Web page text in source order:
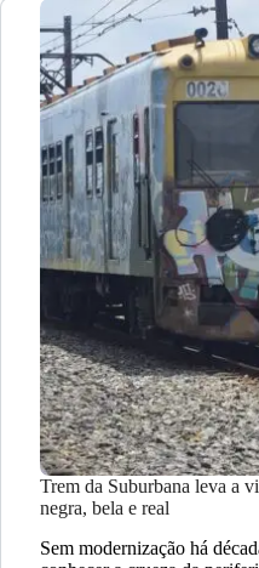
Trem da Suburbana leva a
negra, bela e real
Sem modernização há